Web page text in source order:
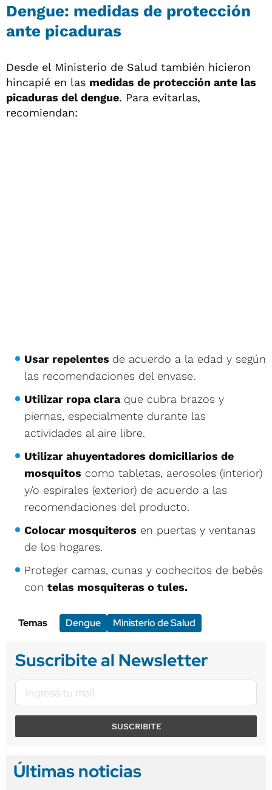
Dengue: medidas de protección
ante picaduras
Desde el Ministerio de Salud también hicieron
hincapié en las medidas de protección ante las
picaduras del dengue. Para evitarlas,
recomiendan:
Usar repelentes de acuerdo a la edad y según
las recomendaciones del envase.
Utilizar ropa claraque cubra brazos y
piernas, especialmente durante las
actividades al aire libre.
Utilizar ahuyentadores domiciliarios de
mosquitos como tabletas, aerosoles (interior)
y/o espirales (exterior) de acuerdo a las
recomendaciones del producto.
Colocar mosquiteros en puertas y ventanas
de los hogares.
Proteger camas, cunas y cochecitos de bebés
con telas mosquiteras o tules.
Temas Dengue Ministerio de Salud
Suscribite al Newsletter
SUSCRIBITE
Últimas noticias